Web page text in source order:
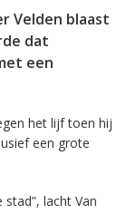
Velden blaast
dat
een
het lijf toen hij
een grote
lacht Van